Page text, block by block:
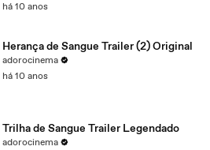
há 10 anos
Herança de Sangue Trailer (2) Original
adorocinema
há 10 anos
Trilha de Sangue Trailer Legendado
adorocinema